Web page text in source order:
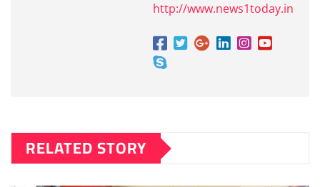
http://www.news1today.in
RELATED STORY